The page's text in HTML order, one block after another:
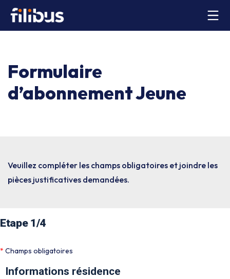
Formulaire
d’abonnement Jeune
Veuillez compléter les champs obligatoires et joindre les
pièces justificatives demandées.
Etape 1/4
* Champs obligatoires
Informations résidence